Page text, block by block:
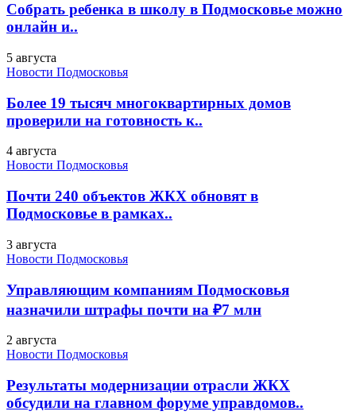
Собрать ребенка в школу в Подмосковье можно
онлайн и..
5 августа
Новости Подмосковья
Более 19 тысяч многоквартирных домов
проверили на готовность к..
4 августа
Новости Подмосковья
Почти 240 объектов ЖКХ обновят в
Подмосковье в рамках..
3 августа
Новости Подмосковья
Управляющим компаниям Подмосковья
назначили штрафы почти на ₽7 млн
2 августа
Новости Подмосковья
Результаты модернизации отрасли ЖКХ
обсудили на главном форуме управдомов..